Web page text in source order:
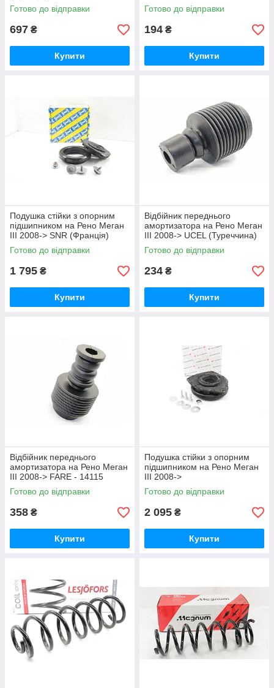
Готово до відправки
697 ₴
Купити
Готово до відправки
194 ₴
Купити
Подушка стійки з опорним
підшипником на Рено Меган
III 2008-> SNR (Франція)
KB655.35
Готово до відправки
1 795 ₴
Купити
Відбійник переднього
амортизатора на Рено Меган
III 2008-> UCEL (Туреччина)
10665
Готово до відправки
234 ₴
Купити
Відбійник переднього
амортизатора на Рено Меган
III 2008-> FARE - 14115
Готово до відправки
358 ₴
Купити
Подушка стійки з опорним
підшипником на Рено Меган
III 2008->
HUTCHINSON(Франція)
KS194
Готово до відправки
2 095 ₴
Купити